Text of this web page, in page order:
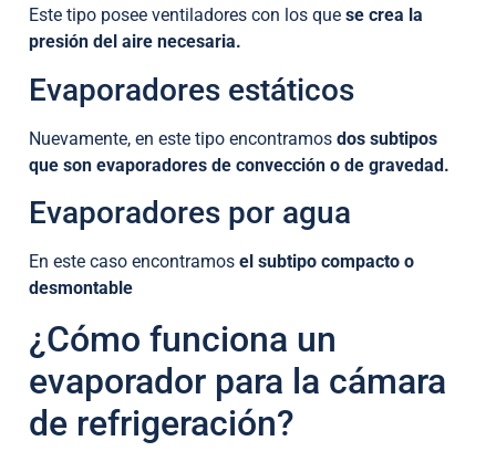
Este tipo posee ventiladores con los que se crea la
presión del aire necesaria.
Evaporadores estáticos
Nuevamente, en este tipo encontramos dos subtipos
que son evaporadores de convección o de gravedad.
Evaporadores por agua
En este caso encontramos el subtipo compacto o
desmontable
¿Cómo funciona un
evaporador para la cámara
de refrigeración?